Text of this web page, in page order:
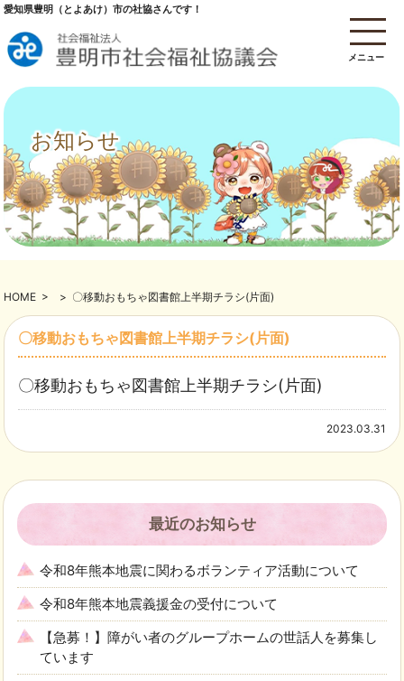
メニュー
愛知県豊明（とよあけ）市の社協さんです！
お知らせ
HOME > > 〇移動おもちゃ図書館上半期チラシ(片面)
〇移動おもちゃ図書館上半期チラシ(片面)
〇移動おもちゃ図書館上半期チラシ(片面)
2023.03.31
最近のお知らせ
令和8年熊本地震に関わるボランティア活動について
令和8年熊本地震義援金の受付について
【急募！】障がい者のグループホームの世話人を募集し
ています